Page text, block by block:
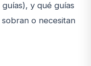
y qué guías
o necesitan